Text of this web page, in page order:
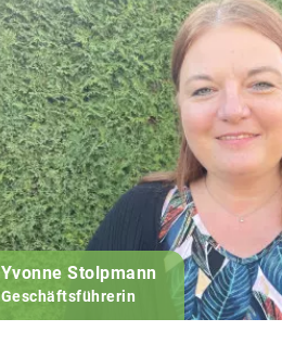
Yvonne Stolpmann
Geschäftsführerin